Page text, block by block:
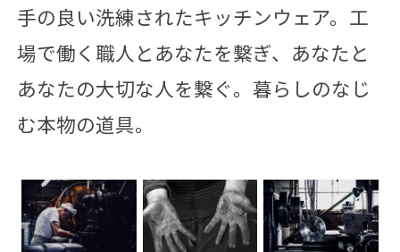
手の良い洗練されたキッチンウェア。 工
場で働く職人とあなたを繋ぎ、あなたと
あなたの大切な人を繋ぐ。 暮らしのなじ
む本物の道具。